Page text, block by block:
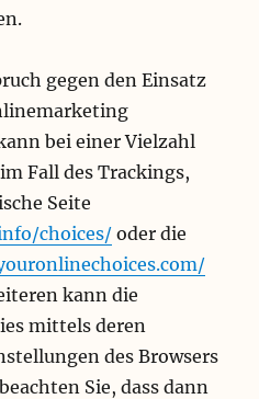
gegen den Einsatz
bei einer Vielzahl
Fall des Trackings,
Seite
choices/ oder die
kann die
mittels deren
des Browsers
Sie, dass dann